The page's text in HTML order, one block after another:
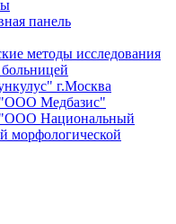
панель
методы исследования
г.Москва
"ООО Медбазис"
"ООО Национальный
морфологической